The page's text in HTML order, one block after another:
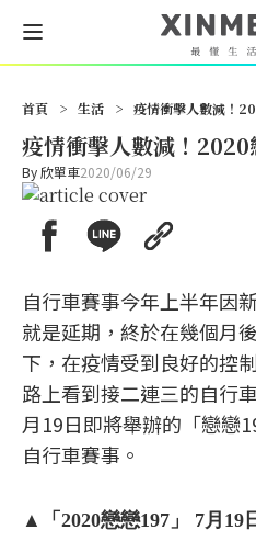
首頁 > 生活 > 疫情衝擊人數減！
疫情衝擊人數減！
By欣單車2020/06/29
自行車賽事今年上半年因
就是延期，終於在幾個月
下，在疫情受到良好的控
路上看到接二連三的自行
月19日即將舉辦的「戀戀
自行車賽事。
▲「2020戀戀197」 7月19